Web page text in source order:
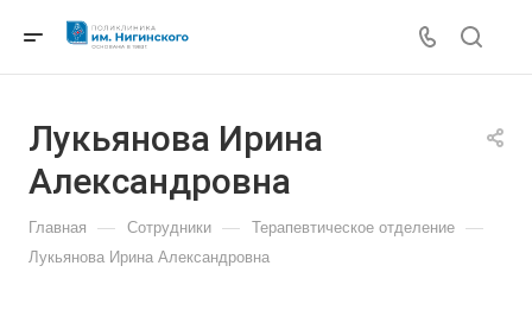
Лукьянова Ирина
Александровна
Главная — Сотрудники — Терапевтическое отделение —
Лукьянова Ирина Александровна